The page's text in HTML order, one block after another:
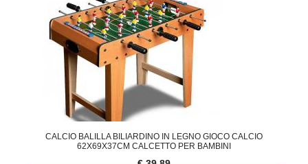
CALCIO BALILLA BILIARDINO IN LEGNO GIOCO CALCIO
62X69X37CM CALCETTO PER BAMBINI